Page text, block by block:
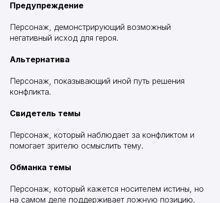
Предупреждение
Персонаж, демонстрирующий возможный
негативный исход для героя.
Альтернатива
Персонаж, показывающий иной путь решения
конфликта.
Свидетель темы
Персонаж, который наблюдает за конфликтом и
помогает зрителю осмыслить тему.
Обманка темы
Персонаж, который кажется носителем истины, но
на самом деле поддерживает ложную позицию.